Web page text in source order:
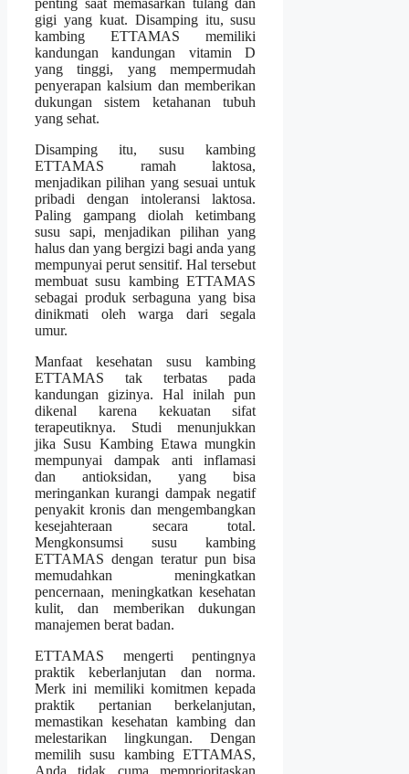
penting saat memasarkan tulang dan
gigi yang kuat. Disamping itu, susu
kambing ETTAMAS memiliki
kandungan kandungan vitamin D
yang tinggi, yang mempermudah
penyerapan kalsium dan memberikan
dukungan sistem ketahanan tubuh
yang sehat.
Disamping itu, susu kambing
ETTAMAS ramah laktosa,
menjadikan pilihan yang sesuai untuk
pribadi dengan intoleransi laktosa.
Paling gampang diolah ketimbang
susu sapi, menjadikan pilihan yang
halus dan yang bergizi bagi anda yang
mempunyai perut sensitif. Hal tersebut
membuat susu kambing ETTAMAS
sebagai produk serbaguna yang bisa
dinikmati oleh warga dari segala
umur.
Manfaat kesehatan susu kambing
ETTAMAS tak terbatas pada
kandungan gizinya. Hal inilah pun
dikenal karena kekuatan sifat
terapeutiknya. Studi menunjukkan
jika Susu Kambing Etawa mungkin
mempunyai dampak anti inflamasi
dan antioksidan, yang bisa
meringankan kurangi dampak negatif
penyakit kronis dan mengembangkan
kesejahteraan secara total.
Mengkonsumsi susu kambing
ETTAMAS dengan teratur pun bisa
memudahkan meningkatkan
pencernaan, meningkatkan kesehatan
kulit, dan memberikan dukungan
manajemen berat badan.
ETTAMAS mengerti pentingnya
praktik keberlanjutan dan norma.
Merk ini memiliki komitmen kepada
praktik pertanian berkelanjutan,
memastikan kesehatan kambing dan
melestarikan lingkungan. Dengan
memilih susu kambing ETTAMAS,
Anda tidak cuma memprioritaskan